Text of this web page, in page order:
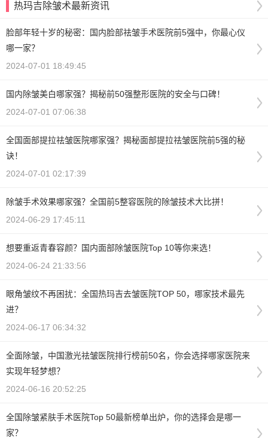
热玛吉除皱术最新资讯
脸部年轻十岁的秘密：国内脸部祛皱手术医院前5强中，你最心仪
哪一家？
2024-07-01 18:49:45
国内除皱美白哪家强？揭秘前50强整形医院的安全与口碑！
2024-07-01 07:06:38
全国面部提拉祛皱医院哪家强？揭秘面部提拉祛皱医院前5强的秘
诀！
2024-07-01 02:17:39
除皱手术效果哪家强？全国前5整容医院的除皱技术大比拼！
2024-06-29 17:45:11
想要重返青春容颜？国内面部除皱医院Top 10等你来选！
2024-06-24 21:33:56
眼角皱纹不再困扰：全国热玛吉去皱医院TOP 50，哪家技术最先
进？
2024-06-17 06:34:32
全面除皱，中国激光祛皱医院排行榜前50名，你会选择哪家医院来
实现年轻梦想？
2024-06-16 20:52:25
全国除皱紧肤手术医院Top 50最新榜单出炉，你的选择会是哪一
家？